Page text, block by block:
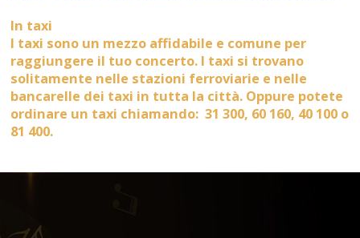
In taxi
I taxi sono un mezzo affidabile e comune per
raggiungere il tuo concerto. I taxi si trovano
solitamente nelle stazioni ferroviarie e nelle
bancarelle dei taxi in tutta la città. Oppure potete
ordinare un taxi chiamando: 31 300, 60 160, 40 100 o
81 400.